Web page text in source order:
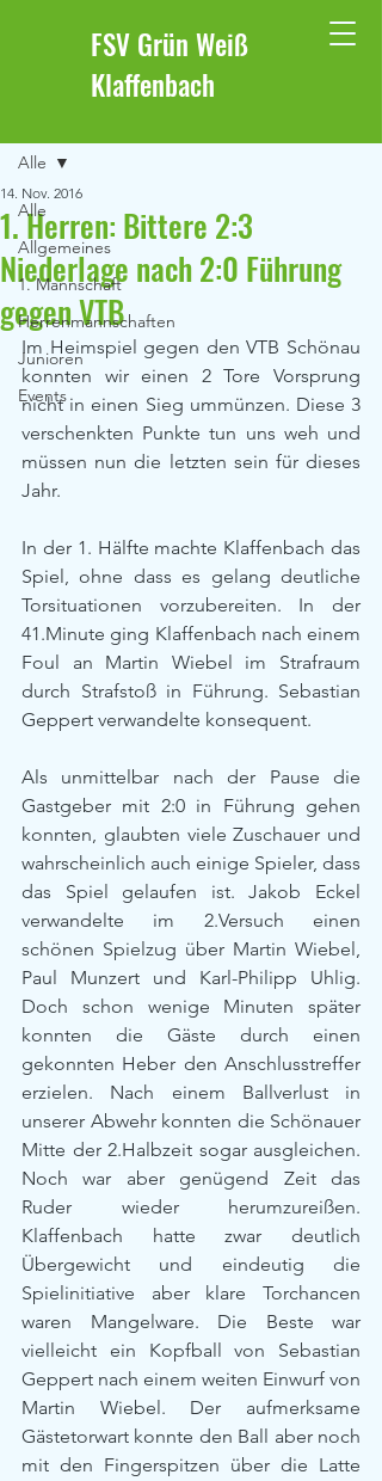
FSV Grün Weiß
Klaffenbach
Alle
Allgemeines
1. Mannschaft
Herrenmannschaften
Junioren
Events
Alle
1. Herren: Bittere 2:3
Niederlage nach 2:0 Führung
gegen VTB
14. Nov. 2016
Im Heimspiel gegen den VTB Schönau
konnten wir einen 2 Tore Vorsprung
nicht in einen Sieg ummünzen. Diese 3
verschenkten Punkte tun uns weh und
müssen nun die letzten sein für dieses
Jahr.
In der 1. Hälfte machte Klaffenbach das
Spiel, ohne dass es gelang deutliche
Torsituationen vorzubereiten. In der
41.Minute ging Klaffenbach nach einem
Foul an Martin Wiebel im Strafraum
durch Strafstoß in Führung. Sebastian
Geppert verwandelte konsequent.
Als unmittelbar nach der Pause die
Gastgeber mit 2:0 in Führung gehen
konnten, glaubten viele Zuschauer und
wahrscheinlich auch einige Spieler, dass
das Spiel gelaufen ist. Jakob Eckel
verwandelte im 2.Versuch einen
schönen Spielzug über Martin Wiebel,
Paul Munzert und Karl-Philipp Uhlig.
Doch schon wenige Minuten später
konnten die Gäste durch einen
gekonnten Heber den Anschlusstreffer
erzielen. Nach einem Ballverlust in
unserer Abwehr konnten die Schönauer
Mitte der 2.Halbzeit sogar ausgleichen.
Noch war aber genügend Zeit das
Ruder wieder herumzureißen.
Klaffenbach hatte zwar deutlich
Übergewicht und eindeutig die
Spielinitiative aber klare Torchancen
waren Mangelware. Die Beste war
vielleicht ein Kopfball von Sebastian
Geppert nach einem weiten Einwurf von
Martin Wiebel. Der aufmerksame
Gästetorwart konnte den Ball aber noch
mit den Fingerspitzen über die Latte